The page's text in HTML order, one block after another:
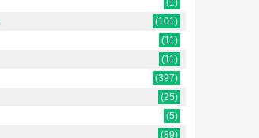
(1)
(101)
(11)
(11)
(397)
(25)
(5)
(89)